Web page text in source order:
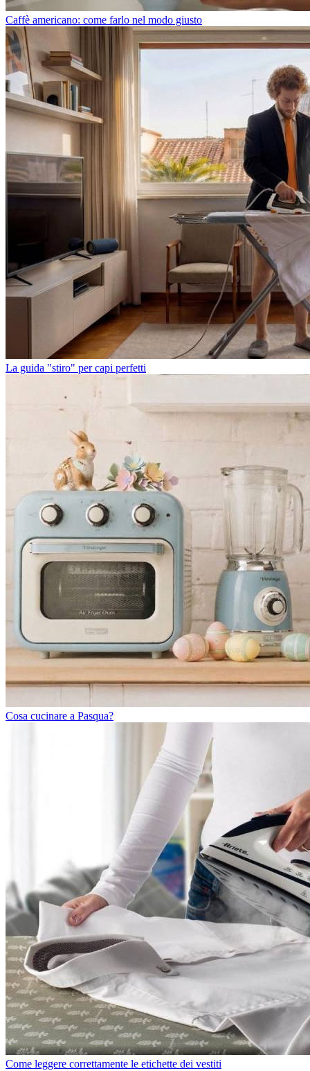
Caffè americano: come farlo nel modo giusto
La guida "stiro" per capi perfetti
Cosa cucinare a Pasqua?
Come leggere correttamente le etichette dei vestiti